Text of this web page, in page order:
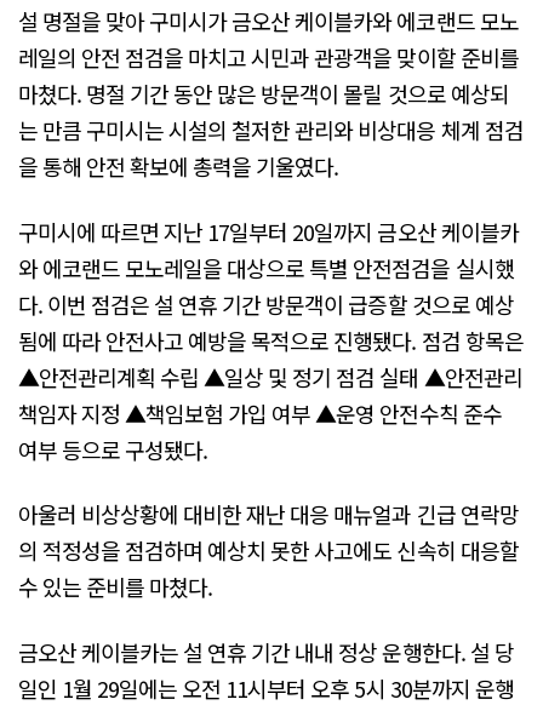
설 명절을 맞아 구미시가 금오산 케이블카와 에코랜드 모노
레일의 안전 점검을 마치고 시민과 관광객을 맞이할 준비를
마쳤다. 명절 기간 동안 많은 방문객이 몰릴 것으로 예상되
는 만큼 구미시는 시설의 철저한 관리와 비상대응 체계 점검
을 통해 안전 확보에 총력을 기울였다.
구미시에 따르면 지난 17일부터 20일까지 금오산 케이블카
와 에코랜드 모노레일을 대상으로 특별 안전점검을 실시했
다. 이번 점검은 설 연휴 기간 방문객이 급증할 것으로 예상
됨에 따라 안전사고 예방을 목적으로 진행됐다. 점검 항목은
▲안전관리계획 수립 ▲일상 및 정기 점검 실태 ▲안전관리
책임자 지정 ▲책임보험 가입 여부 ▲운영 안전수칙 준수
여부 등으로 구성됐다.
아울러 비상상황에 대비한 재난 대응 매뉴얼과 긴급 연락망
의 적정성을 점검하며 예상치 못한 사고에도 신속히 대응할
수 있는 준비를 마쳤다.
금오산 케이블카는 설 연휴 기간 내내 정상 운행한다. 설 당
일인 1월 29일에는 오전 11시부터 오후 5시 30분까지 운행